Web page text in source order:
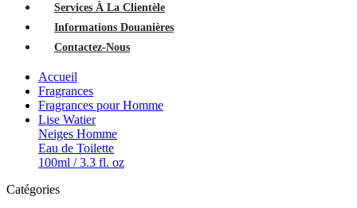
Services À La Clientèle
Informations Douanières
Contactez-Nous
Accueil
Fragrances
Fragrances pour Homme
Lise Watier
Neiges Homme
Eau de Toilette
100ml / 3.3 fl. oz
Catégories